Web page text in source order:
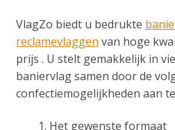
VlagZo biedt u bedrukte
reclamevlaggen van hoge
prijs . U stelt gemakkelijk in
baniervlag samen door de
confectiemogelijkheden aan
Het gewenste formaat